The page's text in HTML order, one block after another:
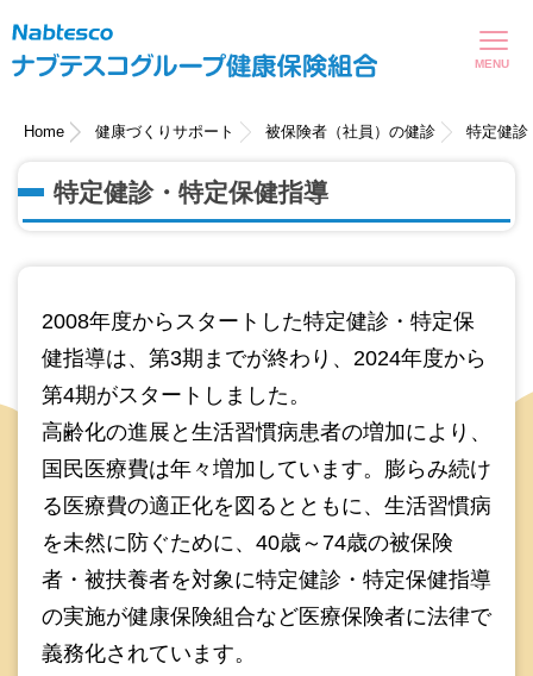
Home 健康づくりサポート 被保険者（社員）の健診 特定健診
特定健診・特定保健指導
2008年度からスタートした特定健診・特定保
健指導は、第3期までが終わり、2024年度から
第4期がスタートしました。
高齢化の進展と生活習慣病患者の増加により、
国民医療費は年々増加しています。膨らみ続け
る医療費の適正化を図るとともに、生活習慣病
を未然に防ぐために、40歳～74歳の被保険
者・被扶養者を対象に特定健診・特定保健指導
の実施が健康保険組合など医療保険者に法律で
義務化されています。